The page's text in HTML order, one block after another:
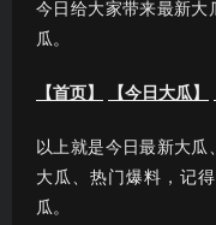
今日给大家带来最新大
瓜。
【首页】 【今日大瓜】
以上就是今日最新大
大瓜、热门爆料，记
瓜。